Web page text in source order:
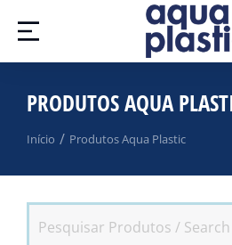
PRODUTOS AQUA
Você está aqui:
Início Produtos Aqua Plastic